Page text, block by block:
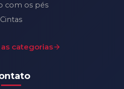
com os pés
Cintas
categorias